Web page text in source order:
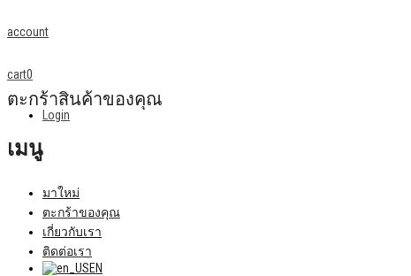
account
Login
cart0
ตะกร้าสินค้าของคุณ
เมนู
มาใหม่
ตะกร้าของคุณ
เกี่ยวกับเรา
ติดต่อเรา
EN